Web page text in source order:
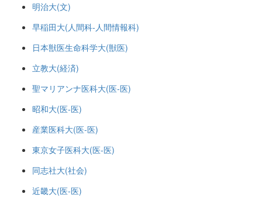
明治大(文)
早稲田大(人間科-人間情報科)
日本獣医生命科学大(獣医)
立教大(経済)
聖マリアンナ医科大(医-医)
昭和大(医-医)
産業医科大(医-医)
東京女子医科大(医-医)
同志社大(社会)
近畿大(医-医)